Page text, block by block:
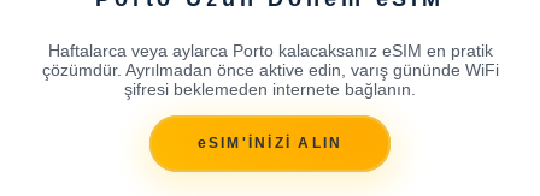
Haftalarca veya aylarca Porto kalacaksanız eSIM en pratik
çözümdür. Ayrılmadan önce aktive edin, varış gününde WiFi
şifresi beklemeden internete bağlanın.
eSIM'İNİZİ ALIN